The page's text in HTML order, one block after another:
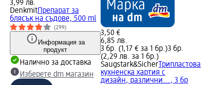
3,99 лв.
Denkmit Препарат за
блясък на съдове, 500 ml
(299)
Информация за
продукт
Налично за доставка
Изберете dm магазин
3,50 €
6,85 лв.
3 бр. (1,17 € за 1 бр.)3 бр.
(2,29 лв. за 1 бр.)
Saugstark&Sicher Трипластова
кухненска хартия с
дизайн, различни..., 3 бр